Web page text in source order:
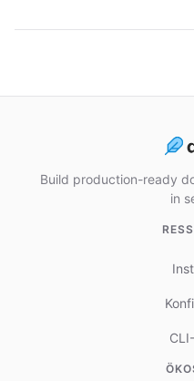
Build production-ready
in